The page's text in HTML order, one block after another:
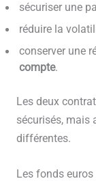
sécuriser une
réduire la
conserver une
compte.
Les deux
sécurisés, mais
différentes.
Les fonds